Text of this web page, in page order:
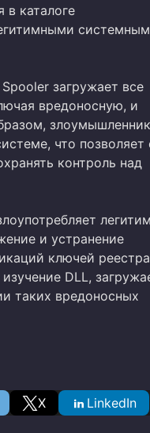
в каталоге
загружает все
вредоносную, и
злоумышленник
что позволяет
контроль над
и устранение
ключей
DLL,
таких вредоносных
X LinkedIn